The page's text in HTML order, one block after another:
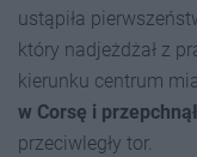
ustąpiła
który nadjeżdżał z
kierunku centrum
w Corsę i
przeciwległy tor.